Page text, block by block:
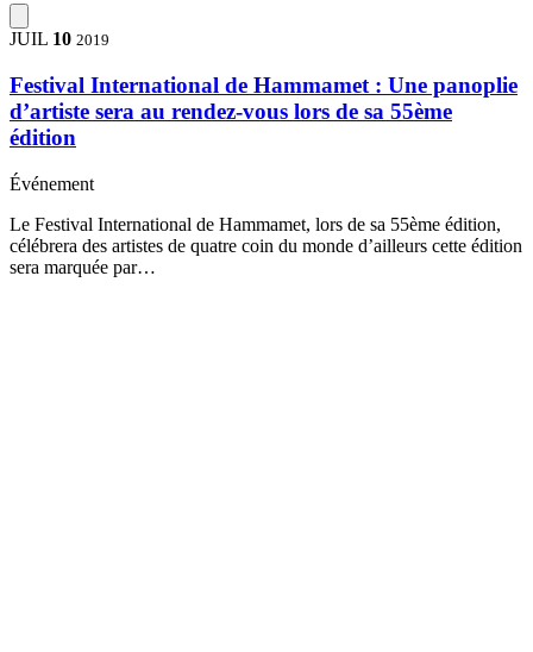
JUIL 10 2019
Festival International de Hammamet : Une panoplie
d’artiste sera au rendez-vous lors de sa 55ème
édition
Événement
Le Festival International de Hammamet, lors de sa 55ème édition,
célébrera des artistes de quatre coin du monde d’ailleurs cette édition
sera marquée par…